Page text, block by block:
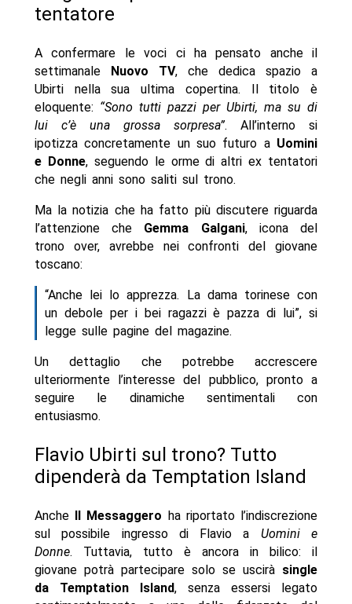
tentatore
A confermare le voci ci ha pensato anche il
settimanale Nuovo TV, che dedica spazio a
Ubirti nella sua ultima copertina. Il titolo è
eloquente: “Sono tutti pazzi per Ubirti, ma su di
lui c’è una grossa sorpresa”. All’interno si
ipotizza concretamente un suo futuro a Uomini
e Donne, seguendo le orme di altri ex tentatori
che negli anni sono saliti sul trono.
Ma la notizia che ha fatto più discutere riguarda
l’attenzione che Gemma Galgani, icona del
trono over, avrebbe nei confronti del giovane
toscano:
“Anche lei lo apprezza. La dama torinese con
un debole per i bei ragazzi è pazza di lui”, si
legge sulle pagine del magazine.
Un dettaglio che potrebbe accrescere
ulteriormente l’interesse del pubblico, pronto a
seguire le dinamiche sentimentali con
entusiasmo.
Flavio Ubirti sul trono? Tutto
dipenderà da Temptation Island
Anche Il Messaggero ha riportato l’indiscrezione
sul possibile ingresso di Flavio a Uomini e
Donne. Tuttavia, tutto è ancora in bilico: il
giovane potrà partecipare solo se uscirà single
da Temptation Island, senza essersi legato